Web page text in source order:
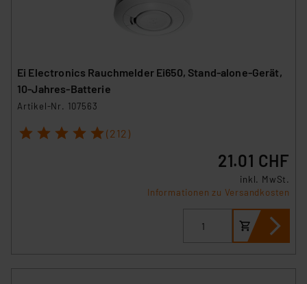
Ei Electronics Rauchmelder Ei650, Stand-alone-Gerät,
10-Jahres-Batterie
Artikel-Nr. 107563
1 2 3 4 5 (212)
21.01 CHF
inkl. MwSt.
Informationen zu Versandkosten